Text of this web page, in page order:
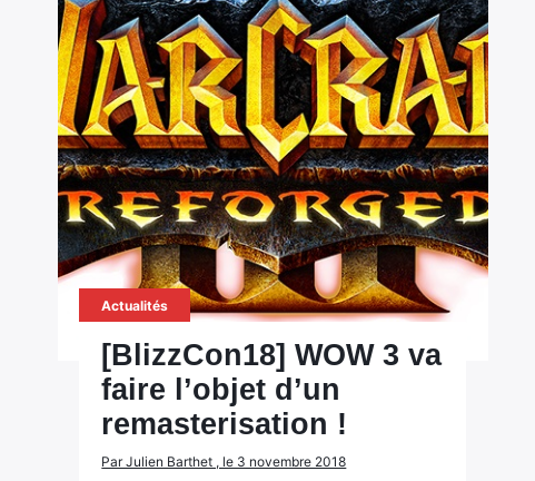
Actualités
[BlizzCon18] WOW 3 va
faire l’objet d’un
remasterisation !
Par Julien Barthet , le 3 novembre 2018